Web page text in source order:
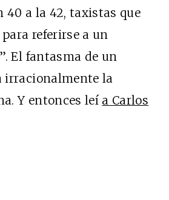
40 a la 42, taxistas que
referirse a un
El fantasma de un
irracionalmente la
Y entonces leí a Carlos